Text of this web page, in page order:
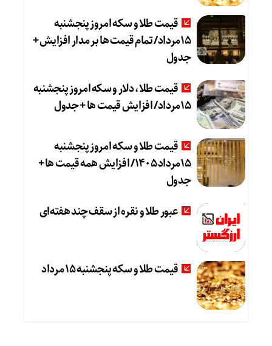
قیمت طلا و سکه امروز پنجشنبه
15مرداد/ تمام قیمت ها بر مدار افزایش +
جدول
قیمت طلا، دلار و سکه امروز پنجشنبه
15مرداد/ افزایش قیمت ها + جدول
قیمت طلا و سکه امروز پنجشنبه
15مرداد 1405/ افزایش همه قیمت ها +
جدول
عبور طلا و نقره از سقف چند هفته‌ای
قیمت طلا و سکه پنجشنبه 15 مرداد